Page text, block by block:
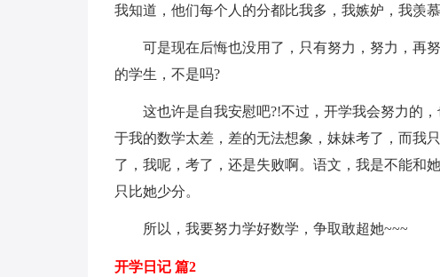
我知道，他们每个人的分都比我多，我嫉妒，我羡
可是现在后悔也没用了，只有努力，努力，再
的学生，不是吗?
这也许是自我安慰吧?!不过，开学我会努力的
于我的数学太差，差的无法想象，妹妹考了，而我
了，我呢，考了，还是失败啊。语文，我是不能和
只比她少分。
所以，我要努力学好数学，争取敢超她~~~
开学日记 篇2